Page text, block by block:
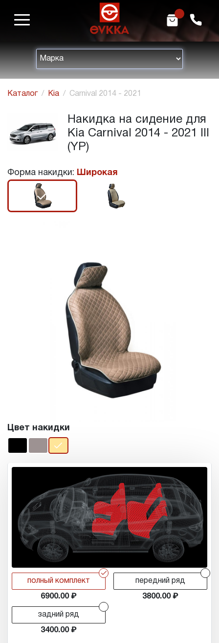
h m
Каталог Kia Carnival 2014 - 2021
Накидка на сидение для
Kia Carnival 2014 - 2021 III
(YP)
Форма накидки: Широкая
r
Цвет накидки
r
полный комплект
6900.00
передний ряд
3800.00
задний ряд
3400.00